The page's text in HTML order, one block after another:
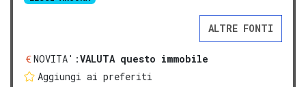
ALTRE FONTI
NOVITA':VALUTA questo immobile
Aggiungi ai preferiti